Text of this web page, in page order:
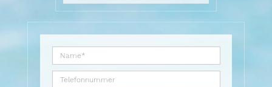
Name
Telefonnummer